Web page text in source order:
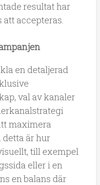
resultat har
accepteras.
en detaljerad
val av kanaler
maximera
är hur
till exempel
eller i en
en balans där